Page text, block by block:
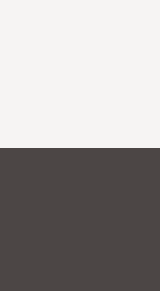
кабины тем, что
плитку и геометрию
под типовой
в жилой
раздвижные двери
упираться в